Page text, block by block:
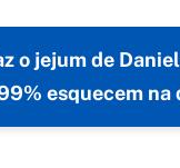
o jejum de
esquecem na